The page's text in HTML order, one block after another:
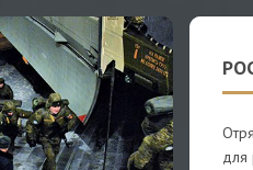
для